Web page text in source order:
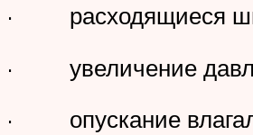
· расходящиеся
· увеличение
· опускание